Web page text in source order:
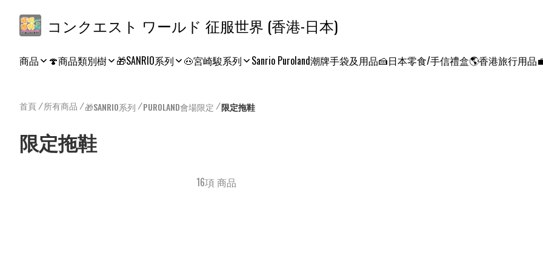
コンクエスト ワールド 征服世界 (香港-日本)
商品 🍄商品類別樹 🎁SANRIO系列 🐽宮崎駿系列 Sanrio Puroland潮牌手袋及用品🍰日本零食/手信禮盒🌎香港旅行用品
首頁/所有商品 /🎁SANRIO系列 /PUROLAND會場限定 /限定拖鞋
限定拖鞋
16項 商品